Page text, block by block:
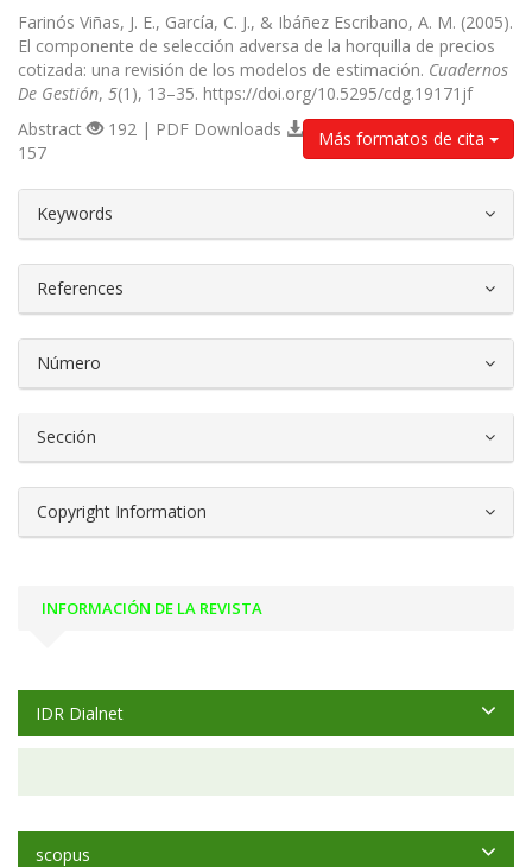
Farinós Viñas, J. E., García, C. J., & Ibáñez Escribano, A. M. (2005).
El componente de selección adversa de la horquilla de precios
cotizada: una revisión de los modelos de estimación. Cuadernos
De Gestión, 5(1), 13–35. https://doi.org/10.5295/cdg.19171jf
Más formatos de cita
Abstract
192 | PDF Downloads
157
Keywords
References
Número
Sección
Copyright Information
INFORMACIÓN DE LA REVISTA
IDR Dialnet
scopus